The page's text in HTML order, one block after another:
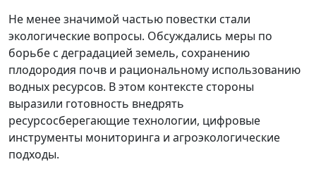
Не менее значимой частью повестки стали
экологические вопросы. Обсуждались меры по
борьбе с деградацией земель, сохранению
плодородия почв и рациональному использованию
водных ресурсов. В этом контексте стороны
выразили готовность внедрять
ресурсосберегающие технологии, цифровые
инструменты мониторинга и агроэкологические
подходы.